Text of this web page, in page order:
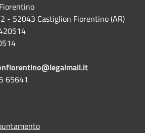
- 52043 Castiglion Fiorentino (AR)
65641